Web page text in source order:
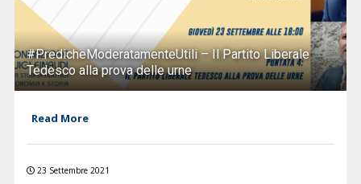
#PredicheModeratamenteUtili – Il Partito Liberale
Tedesco alla prova delle urne
Read More
23 Settembre 2021